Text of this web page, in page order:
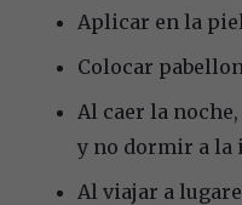
Aplicar en la
Colocar
Al caer la
y no dormir a la
Al viajar a